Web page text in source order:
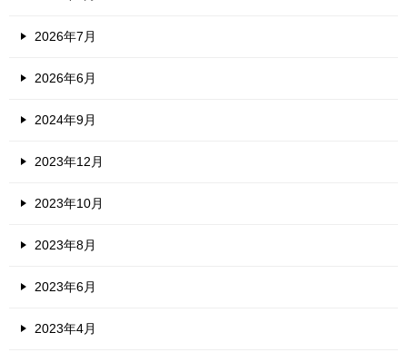
2026年7月
2026年6月
2024年9月
2023年12月
2023年10月
2023年8月
2023年6月
2023年4月